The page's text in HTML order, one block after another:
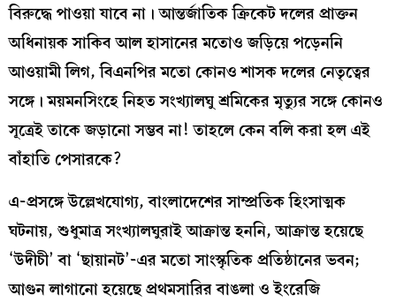
বিরুদ্ধে পাওয়া যাবে না। আন্তর্জাতিক ক্রিকেট দলের প্রাক্তন
অধিনায়ক সাকিব আল হাসানের মতোও জড়িয়ে পড়েননি
আওয়ামী লিগ, বিএনপির মতো কোনও শাসক দলের নেতৃত্বের
সঙ্গে। ময়মনসিংহে নিহত সংখ্যালঘু শ্রমিকের মৃত্যুর সঙ্গে কোনও
সূত্রেই তাকে জড়ানো সম্ভব না! তাহলে কেন বলি করা হল এই
বাঁহাতি পেসারকে?
এ-প্রসঙ্গে উল্লেখযোগ্য, বাংলাদেশের সাম্প্রতিক হিংসাত্মক
ঘটনায়, শুধুমাত্র সংখ্যালঘুরাই আক্রান্ত হননি, আক্রান্ত হয়েছে
‘উদীচী’ বা ‘ছায়ানট’-এর মতো সাংস্কৃতিক প্রতিষ্ঠানের ভবন;
আগুন লাগানো হয়েছে প্রথমসারির বাঙলা ও ইংরেজি